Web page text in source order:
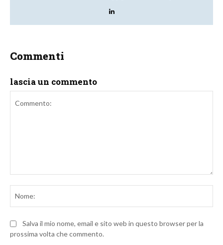
Commenti
lascia un commento
Salva il mio nome, email e sito web in questo browser per la
prossima volta che commento.